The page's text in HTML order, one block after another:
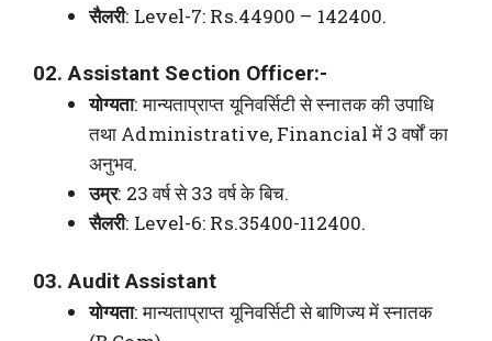
सैलरी: Level-7: Rs.44900 – 142400.
02. Assistant Section Officer:-
योग्यता: मान्यताप्राप्त यूनिवर्सिटी से स्नातक की उपाधि
तथा Administrative, Financial में 3 वर्षों का
अनुभव.
उम्र: 23 वर्ष से 33 वर्ष के बिच.
सैलरी: Level-6: Rs.35400-112400.
03. Audit Assistant
योग्यता: मान्यताप्राप्त यूनिवर्सिटी से बाणिज्य में स्नातक